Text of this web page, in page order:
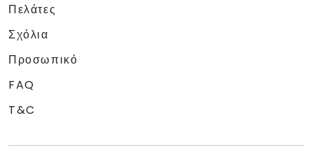
Πελάτες
Σχόλια
Προσωπικό
FAQ
T&C